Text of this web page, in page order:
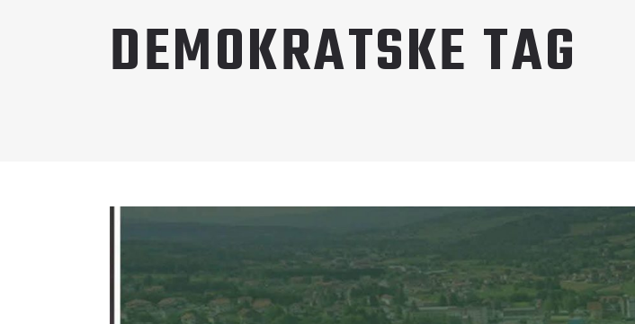
DEMOKRATSKE TAG